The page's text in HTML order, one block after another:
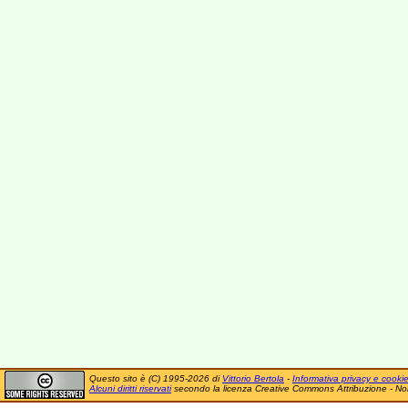
Questo sito è (C) 1995-2026 di Vittorio Bertola - Informativa privacy e cookie
Alcuni diritti riservatisecondo la licenza Creative Commons Attribuzione -